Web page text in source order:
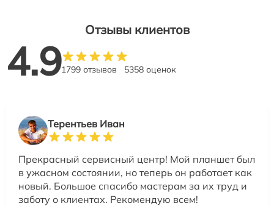
Отзывы клиентов
4.91799 отзывов 5358 оценок
Терентьев Иван
Прекрасный сервисный центр! Мой планшет был
в ужасном состоянии, но теперь он работает как
новый. Большое спасибо мастерам за их труд и
заботу о клиентах. Рекомендую всем!